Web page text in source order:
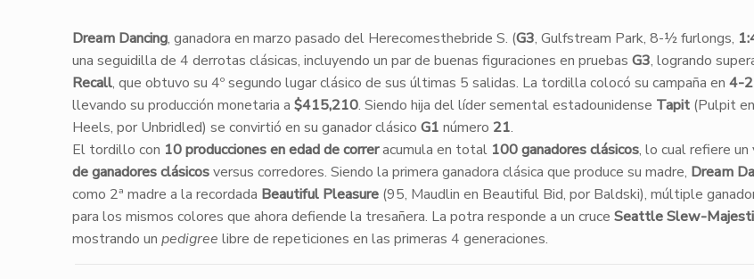
Dream Dancing, ganadora en marzo pasado del Herecomesthebride S. (G3, Gulfstream Park, 8-½ furlongs,
una seguidilla de 4 derrotas clásicas, incluyendo un par de buenas figuraciones en pruebas G3, logrando
Recall, que obtuvo su 4º segundo lugar clásico de sus últimas 5 salidas. La tordilla colocó su campaña en 4-
llevando su producción monetaria a $415,210. Siendo hija del líder semental estadounidense Tapit(Pulpit
Heels, por Unbridled) se convirtió en su ganador clásico G1 número 21.
El tordillo con 10 producciones en edad de correracumula en total 100 ganadores clásicos, lo cual refiere un
de ganadores clásicosversus corredores. Siendo la primera ganadora clásica que produce su madre, Dream
como 2ª madre a la recordada Beautiful Pleasure(95, Maudlin en Beautiful Bid, por Baldski), múltiple
para los mismos colores que ahora defiende la tresañera. La potra responde a un cruce Seattle Slew-
mostrando un pedigree libre de repeticiones en las primeras 4 generaciones.